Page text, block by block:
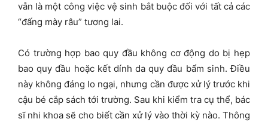
vẫn là một công việc vệ sinh bắt buộc đối với tất cả các
“đấng mày râu” tương lai.
Có trường hợp bao quy đầu không cơ động do bị hẹp
bao quy đầu hoặc kết dính da quy đầu bẩm sinh. Điều
này không đáng lo ngại, nhưng cần được xử lý trước khi
cậu bé cắp sách tới trường. Sau khi kiểm tra cụ thể, bác
sĩ nhi khoa sẽ cho biết cần xử lý vào thời kỳ nào. Thông